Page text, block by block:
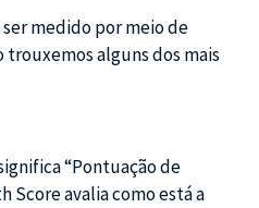
medido por meio de
trouxemos alguns dos mais
“Pontuação de
Score avalia como está a